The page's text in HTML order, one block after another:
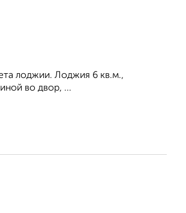
лоджии. Лоджия 6 кв.м.,
во двор, ...